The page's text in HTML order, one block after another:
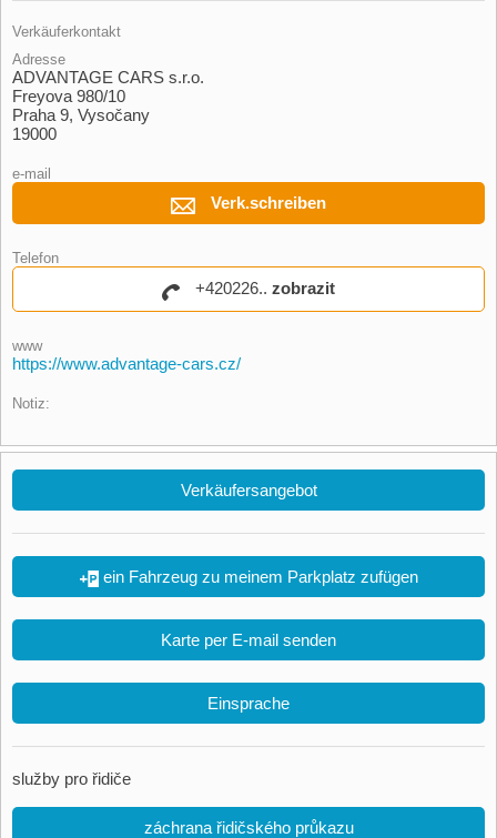
Verkäuferkontakt
Adresse
ADVANTAGE CARS s.r.o.
Freyova 980/10
Praha 9, Vysočany
19000
e-mail
Verk.schreiben
Telefon
+420226.. zobrazit
www
https://www.advantage-cars.cz/
Notiz:
Verkäufersangebot
ein Fahrzeug zu meinem Parkplatz zufügen
Karte per E-mail senden
Einsprache
služby pro řidiče
záchrana řidičského průkazu